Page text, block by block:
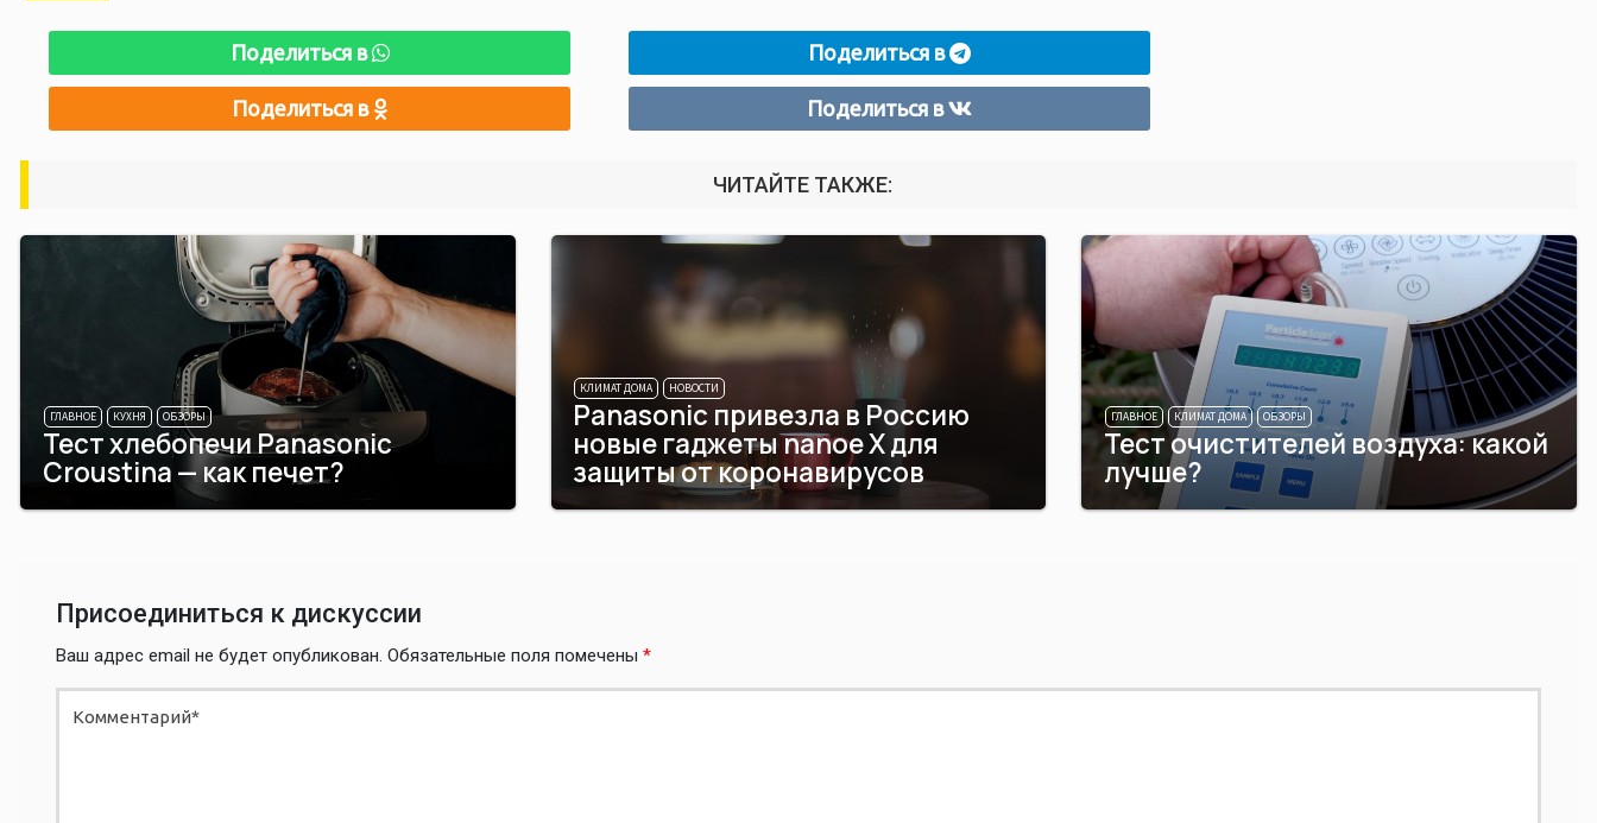
Поделиться в Поделиться в
Поделиться в Поделиться в
ЧИТАЙТЕ ТАКЖЕ:
ГЛАВНОЕ КУХНЯ ОБЗОРЫ
Тест хлебопечи Panasonic
Croustina — как печет?
КЛИМАТ ДОМА НОВОСТИ
Panasonic привезла в Россию
новые гаджеты nanoe X для
защиты от коронавирусов
ГЛАВНОЕ КЛИМАТ ДОМА ОБЗОРЫ
Тест очистителей воздуха: какой
лучше?
Присоединиться к дискуссии
Ваш адрес email не будет опубликован. Обязательные поля помечены *